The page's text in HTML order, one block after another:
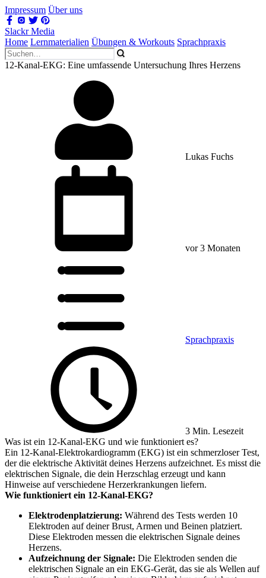
Impressum Über uns
Slackr Media
Home Lernmaterialien Übungen & Workouts Sprachpraxis
12-Kanal-EKG: Eine umfassende Untersuchung Ihres Herzens
Lukas Fuchs
vor 3 Monaten
Sprachpraxis
3 Min. Lesezeit
Was ist ein 12-Kanal-EKG und wie funktioniert es?
Ein 12-Kanal-Elektrokardiogramm (EKG) ist ein schmerzloser Test,
der die elektrische Aktivität deines Herzens aufzeichnet. Es misst die
elektrischen Signale, die dein Herzschlag erzeugt und kann
Hinweise auf verschiedene Herzerkrankungen liefern.
Wie funktioniert ein 12-Kanal-EKG?
Elektrodenplatzierung: Während des Tests werden 10
Elektroden auf deiner Brust, Armen und Beinen platziert.
Diese Elektroden messen die elektrischen Signale deines
Herzens.
Aufzeichnung der Signale: Die Elektroden senden die
elektrischen Signale an ein EKG-Gerät, das sie als Wellen auf